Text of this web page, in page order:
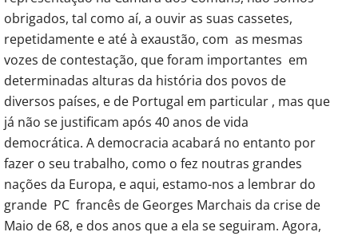
obrigados, tal como aí, a ouvir as suas cassetes,
repetidamente e até à exaustão, com as mesmas
vozes de contestação, que foram importantes em
determinadas alturas da história dos povos de
diversos países, e de Portugal em particular , mas que
já não se justificam após 40 anos de vida
democrática. A democracia acabará no entanto por
fazer o seu trabalho, como o fez noutras grandes
nações da Europa, e aqui, estamo-nos a lembrar do
grande PC francês de Georges Marchais da crise de
Maio de 68, e dos anos que a ela se seguiram. Agora,